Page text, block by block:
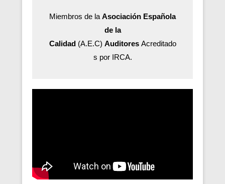
Miembros de la Asociación Española
de la
Calidad(A.E.C) AuditoresAcreditado
s por IRCA.